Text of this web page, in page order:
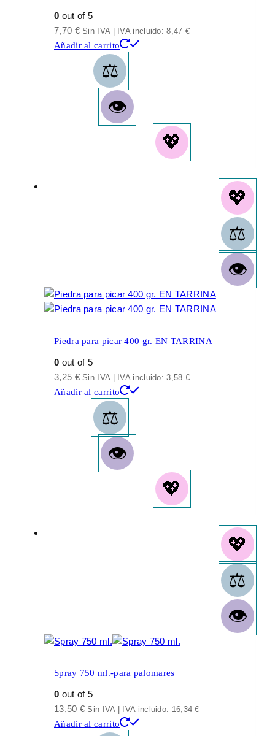
0 out of 5
7,70 € Sin IVA | IVA incluido:8,47 €
Añadir al carrito
Piedra para picar 400 gr. EN TARRINA
0 out of 5
3,25 € Sin IVA | IVA incluido:3,58 €
Añadir al carrito
Spray 750 ml.-para palomares
0 out of 5
13,50 € Sin IVA | IVA incluido: 16,34€
Añadir al carrito